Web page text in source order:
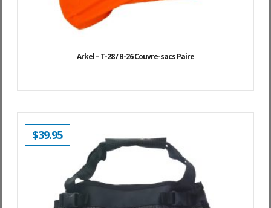
Arkel – T-28 / B-26 Couvre-sacs Paire
$39.95